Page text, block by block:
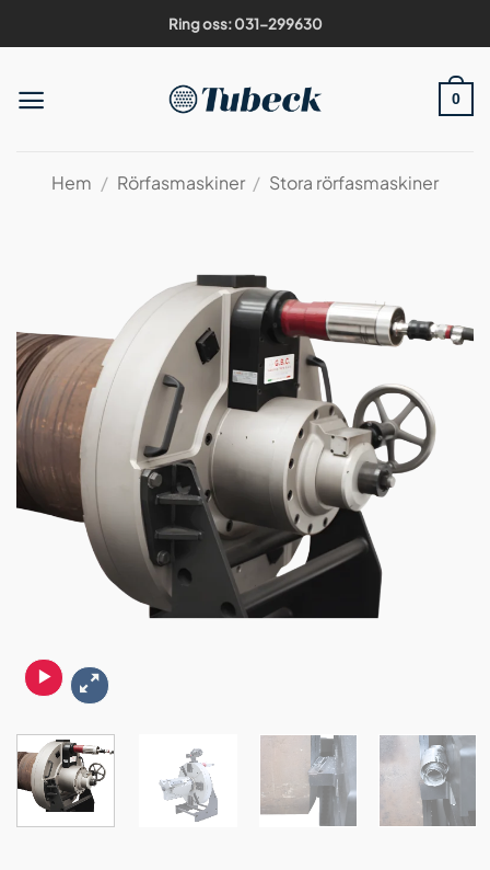
Ring oss: 031-299630
0
Hem / Rörfasmaskiner / Stora rörfasmaskiner